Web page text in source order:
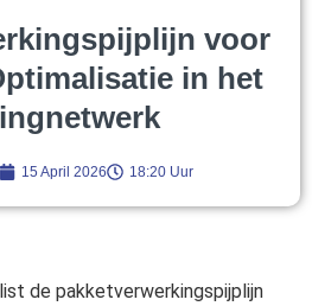
voor
in het
15 April 2026 18:20 Uur
de pakketverwerkingspijplijn